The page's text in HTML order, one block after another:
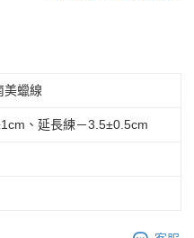
美蠟線
、延長練－3.5±0.5cm